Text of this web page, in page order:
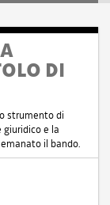
DI
strumento di
e la
il bando.